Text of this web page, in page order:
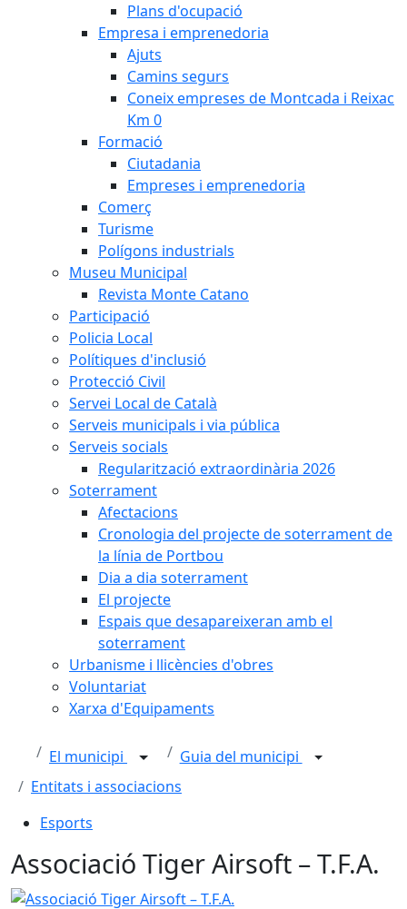
Plans d'ocupació
Empresa i emprenedoria
Ajuts
Camins segurs
Coneix empreses de Montcada i Reixac
Km 0
Formació
Ciutadania
Empreses i emprenedoria
Comerç
Turisme
Polígons industrials
Museu Municipal
Revista Monte Catano
Participació
Policia Local
Polítiques d'inclusió
Protecció Civil
Servei Local de Català
Serveis municipals i via pública
Serveis socials
Regularització extraordinària 2026
Soterrament
Afectacions
Cronologia del projecte de soterrament de
la línia de Portbou
Dia a dia soterrament
El projecte
Espais que desapareixeran amb el
soterrament
Urbanisme i llicències d'obres
Voluntariat
Xarxa d'Equipaments
El municipi
Guia del municipi
Entitats i associacions
Esports
Associació Tiger Airsoft – T.F.A.
Associació Tiger Airsoft – T.F.A.